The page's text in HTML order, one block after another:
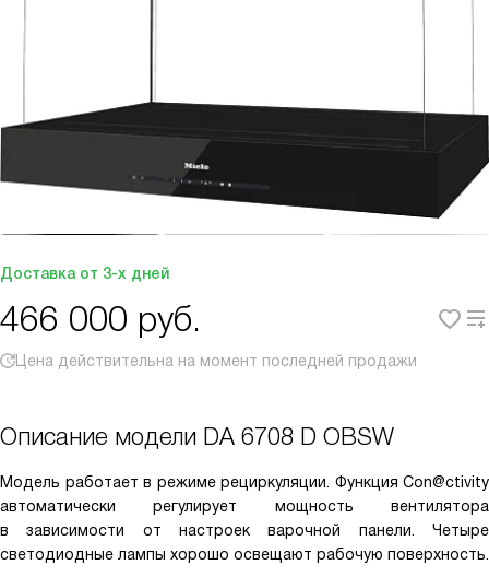
Доставка от 3-х дней
466 000 руб.
Цена действительна на момент последней продажи
Описание модели DA 6708 D OBSW
Модель работает в режиме рециркуляции. Функция Con@ctivity
автоматически регулирует мощность вентилятора
в зависимости от настроек варочной панели. Четыре
светодиодные лампы хорошо освещают рабочую поверхность.